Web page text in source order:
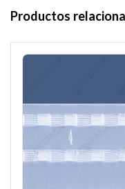
Productos